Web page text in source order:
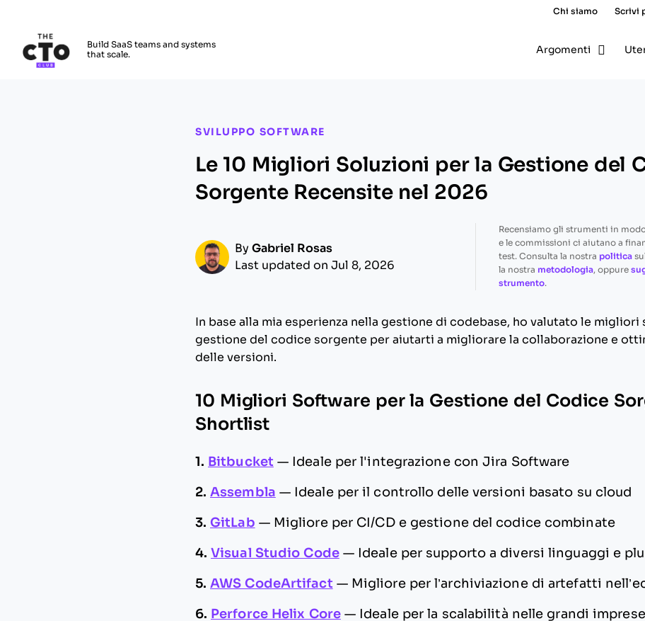
Chi siamo Scrivi
Build SaaS teams and systems
that scale.
Argomenti
SVILUPPO SOFTWARE
Le 10 Migliori Soluzioni per la Gestione del
Sorgente Recensite nel 2026
By Gabriel Rosas
Last updated on Jul 8, 2026
Recensiamo gli strumenti in
e le commissioni ci aiutano a
test. Consulta la nostra politica
la nostra metodologia, oppure
strumento.
In base alla mia esperienza nella gestione di codebase, ho valutato le migliori
gestione del codice sorgente per aiutarti a migliorare la collaborazione e
delle versioni.
10 Migliori Software per la Gestione del Codice
Shortlist
1. Bitbucket — Ideale per l'integrazione con Jira Software
2. Assembla — Ideale per il controllo delle versioni basato su cloud
3. GitLab — Migliore per CI/CD e gestione del codice combinate
4. Visual Studio Code — Ideale per supporto a diversi linguaggi e
5. AWS CodeArtifact — Migliore per l’archiviazione di artefatti
6. Perforce Helix Core — Ideale per la scalabilità nelle grandi imprese